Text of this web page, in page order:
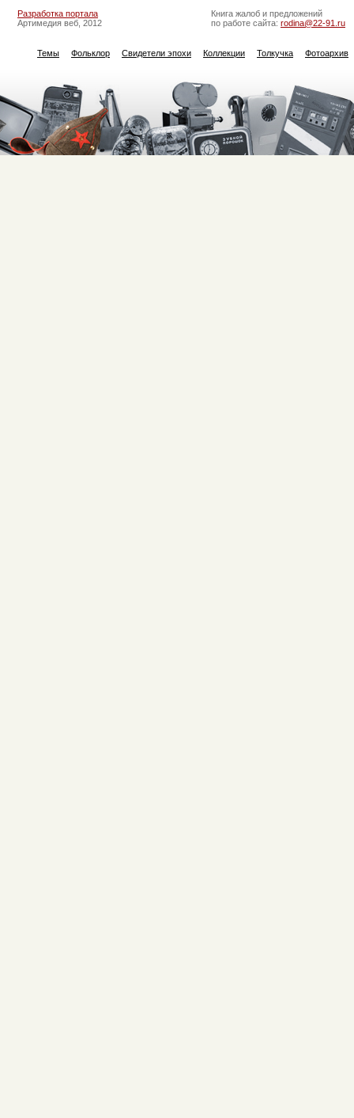
Разработка портала
Артимедия веб, 2012
Книга жалоб и предложений
по работе сайта: rodina@22-91.ru
Темы Фольклор Свидетели эпохи Коллекции Толкучка Фотоархив